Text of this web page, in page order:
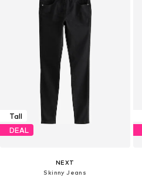
Tall
DEAL
NEXT
Skinny Jeans